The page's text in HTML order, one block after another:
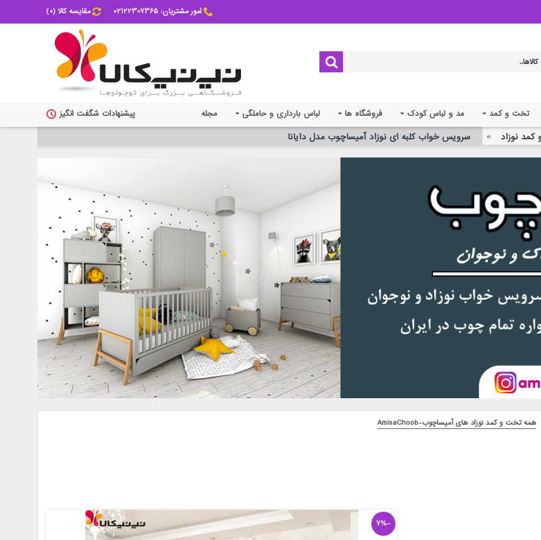
امور مشتریان: 02122307365 مقایسه کالا (0
)
پیشنهادات شگفت انگیز تخت و کمد مد و لباس کودک فروشگاه ها لباس بارداری و حاملگی مجله
نوزاد سرویس خواب کلبه ای نوزاد آمیساچوب مدل دایانا
همه تخت و کمد نوزاد های آمیساچوب-AmisaChoob
-7%